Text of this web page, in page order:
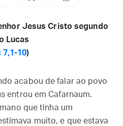
Jesus Cristo segundo
Lucas
7,1-10)
acabou de falar ao povo
entrou em Cafarnaum.
que tinha um
muito, e que estava